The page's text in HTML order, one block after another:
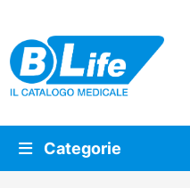
Vai al contenuto principale
Categorie